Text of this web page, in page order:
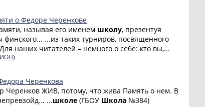
о Федоре Черенкове
называя его именем школу, презентуя
...из таких турниров, посвященного
наших читателей – немного о себе: кто вы,...
)
Черенкова
Черенков ЖИВ, потому, что жива Память о нем. В
...школе (ГБОУ Школа №384)